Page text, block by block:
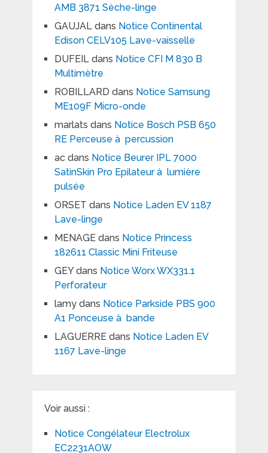
AMB 3871 Sèche-linge
GAUJALdans Notice Continental
Edison CELV105 Lave-vaisselle
DUFEILdans Notice CFI M 830 B
Multimètre
ROBILLARD dans Notice Samsung
ME109F Micro-onde
marlats dans Notice Bosch PSB 650
RE Perceuse à percussion
acdans Notice Beurer IPL 7000
SatinSkin Pro Epilateur à lumière
pulsée
ORSET dans Notice Laden EV 1187
Lave-linge
MENAGEdans Notice Princess
182611 Classic Mini Friteuse
GEYdans Notice Worx WX331.1
Perforateur
lamydans Notice Parkside PBS 900
A1 Ponceuse à bande
LAGUERREdans Notice Laden EV
1167 Lave-linge
Voir aussi :
Notice Congélateur Electrolux
EC2231AOW